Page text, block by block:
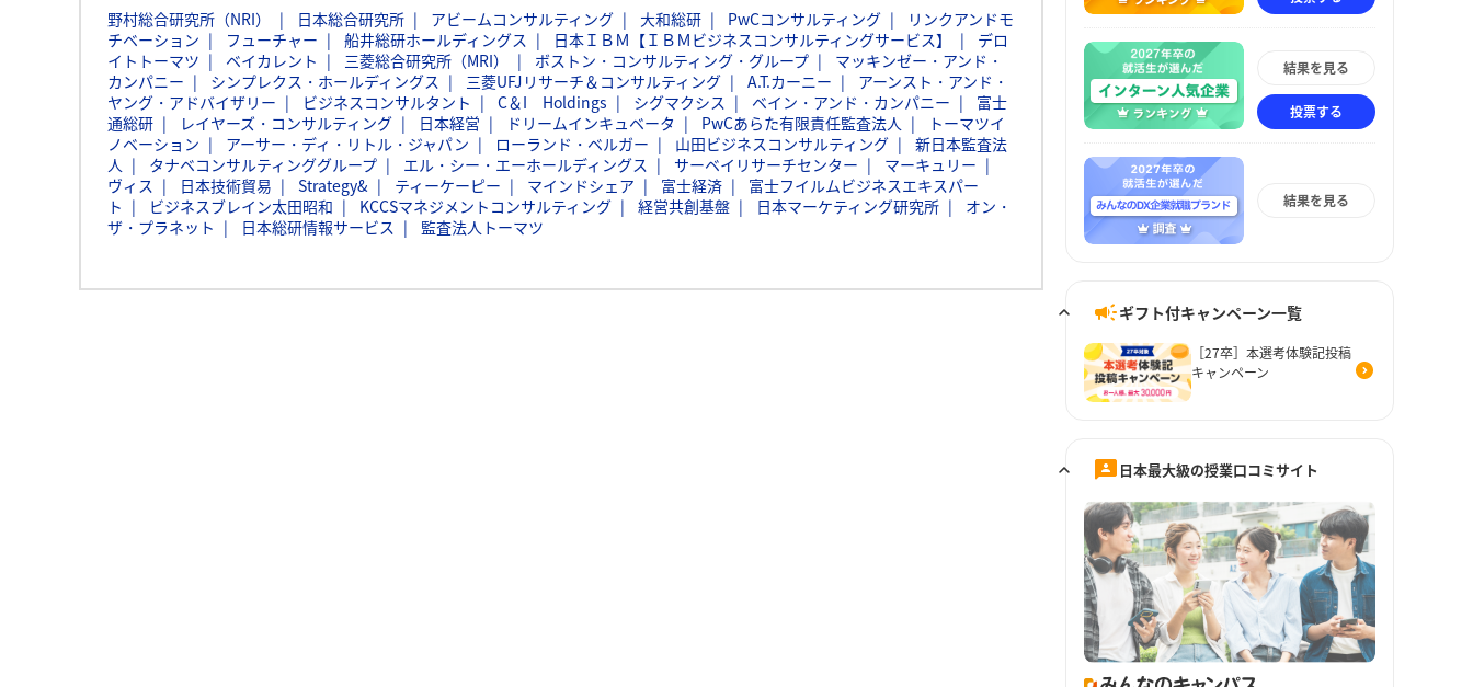
野村総合研究所（NRI） 日本総合研究所 アビームコンサルティング 大和総研 PwCコンサルティング
リンクアンドモ
チベーション
フューチャー 船井総研ホールディングス 日本ＩＢＭ【ＩＢＭビジネスコンサルティングサービス】
デロ
イトトーマツ
ベイカレント 三菱総合研究所（MRI） ボストン・コンサルティング・グループ
マッキンゼー・アンド・
カンパニー
シンプレクス・ホールディングス 三菱UFJリサーチ＆コンサルティング A.T.カーニー
アーンスト・アンド・
ヤング・アドバイザリー
ビジネスコンサルタント C＆I Holdings シグマクシス ベイン・アンド・カンパニー
富士
通総研
レイヤーズ・コンサルティング 日本経営 ドリームインキュベータ PwCあらた有限責任監査法人
トーマツイ
ノベーション
アーサー・ディ・リトル・ジャパン ローランド・ベルガー 山田ビジネスコンサルティング
新日本監査法
人
タナベコンサルティンググループ エル・シー・エーホールディングス サーベイリサーチセンター
マーキュリー
ヴィス
日本技術貿易 Strategy& ティーケーピー マインドシェア 富士経済
富士フイルムビジネスエキスパー
ト
ビジネスブレイン太田昭和 KCCSマネジメントコンサルティング 経営共創基盤 日本マーケティング研究所
オン・
ザ・プラネット
日本総研情報サービス 監査法人トーマツ
結果を見る
投票する
結果を見る
ギフト付キャンペーン一覧
［27卒］本選考体験記投稿
キャンペーン
日本最大級の授業口コミサイト